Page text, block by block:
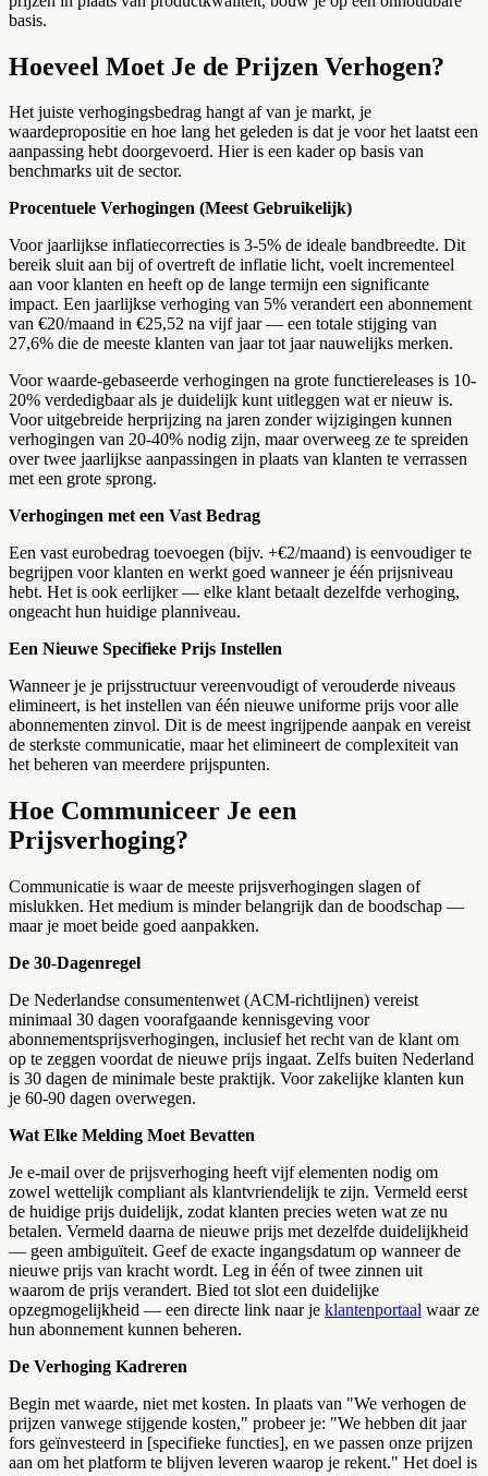
basis.
Hoeveel Moet Je de Prijzen Verhogen?
Het juiste verhogingsbedrag hangt af van je markt, je
waardepropositie en hoe lang het geleden is dat je voor het laatst een
aanpassing hebt doorgevoerd. Hier is een kader op basis van
benchmarks uit de sector.
Procentuele Verhogingen (Meest Gebruikelijk)
Voor jaarlijkse inflatiecorrecties is 3-5% de ideale bandbreedte. Dit
bereik sluit aan bij of overtreft de inflatie licht, voelt incrementeel
aan voor klanten en heeft op de lange termijn een significante
impact. Een jaarlijkse verhoging van 5% verandert een abonnement
van €20/maand in €25,52 na vijf jaar — een totale stijging van
27,6% die de meeste klanten van jaar tot jaar nauwelijks merken.
Voor waarde-gebaseerde verhogingen na grote functiereleases is 10-
20% verdedigbaar als je duidelijk kunt uitleggen wat er nieuw is.
Voor uitgebreide herprijzing na jaren zonder wijzigingen kunnen
verhogingen van 20-40% nodig zijn, maar overweeg ze te spreiden
over twee jaarlijkse aanpassingen in plaats van klanten te verrassen
met een grote sprong.
Verhogingen met een Vast Bedrag
Een vast eurobedrag toevoegen (bijv. +€2/maand) is eenvoudiger te
begrijpen voor klanten en werkt goed wanneer je één prijsniveau
hebt. Het is ook eerlijker — elke klant betaalt dezelfde verhoging,
ongeacht hun huidige planniveau.
Een Nieuwe Specifieke Prijs Instellen
Wanneer je je prijsstructuur vereenvoudigt of verouderde niveaus
elimineert, is het instellen van één nieuwe uniforme prijs voor alle
abonnementen zinvol. Dit is de meest ingrijpende aanpak en vereist
de sterkste communicatie, maar het elimineert de complexiteit van
het beheren van meerdere prijspunten.
Hoe Communiceer Je een
Prijsverhoging?
Communicatie is waar de meeste prijsverhogingen slagen of
mislukken. Het medium is minder belangrijk dan de boodschap —
maar je moet beide goed aanpakken.
De 30-Dagenregel
De Nederlandse consumentenwet (ACM-richtlijnen) vereist
minimaal 30 dagen voorafgaande kennisgeving voor
abonnementsprijsverhogingen, inclusief het recht van de klant om
op te zeggen voordat de nieuwe prijs ingaat. Zelfs buiten Nederland
is 30 dagen de minimale beste praktijk. Voor zakelijke klanten kun
je 60-90 dagen overwegen.
Wat Elke Melding Moet Bevatten
Je e-mail over de prijsverhoging heeft vijf elementen nodig om
zowel wettelijk compliant als klantvriendelijk te zijn. Vermeld eerst
de huidige prijs duidelijk, zodat klanten precies weten wat ze nu
betalen. Vermeld daarna de nieuwe prijs met dezelfde duidelijkheid
— geen ambiguïteit. Geef de exacte ingangsdatum op wanneer de
nieuwe prijs van kracht wordt. Leg in één of twee zinnen uit
waarom de prijs verandert. Bied tot slot een duidelijke
opzegmogelijkheid — een directe link naar je klantenportaal waar ze
hun abonnement kunnen beheren.
De Verhoging Kadreren
Begin met waarde, niet met kosten. In plaats van "We verhogen de
prijzen vanwege stijgende kosten," probeer je: "We hebben dit jaar
fors geïnvesteerd in [specifieke functies], en we passen onze prijzen
aan om het platform te blijven leveren waarop je rekent." Het doel is